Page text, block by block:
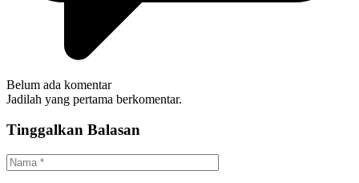
Belum ada komentar
Jadilah yang pertama berkomentar.
Tinggalkan Balasan